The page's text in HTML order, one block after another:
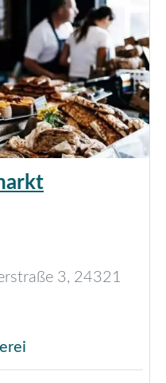
3, 24321